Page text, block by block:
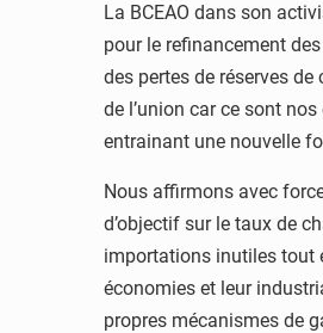
La BCEAO dans son
pour le refinancement
des pertes de réserves
de l’union car ce sont
entrainant une nouvelle
Nous affirmons avec
d’objectif sur le taux de
importations inutiles tout
économies et leur
propres mécanismes de